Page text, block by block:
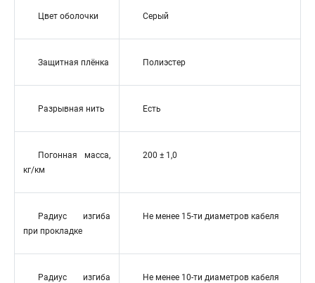
Цвет оболочки Серый
Защитная плёнка Полиэстер
Разрывная нить Есть
Погонная масса,
кг/км
200 ± 1,0
Радиус изгиба
при прокладке
Не менее 15-ти диаметров кабеля
Радиус изгиба
Не менее 10-ти диаметров кабеля